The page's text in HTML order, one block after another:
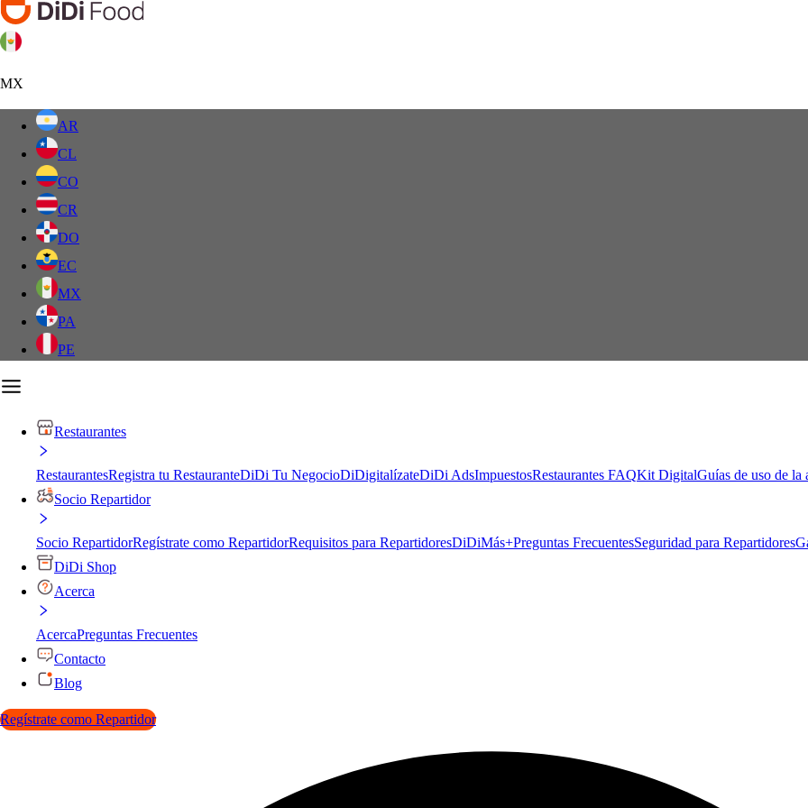
MX
AR
CL
CO
CR
DO
EC
MX
PA
PE
Restaurantes
RestaurantesRegistra tu RestauranteDiDi Tu NegocioDiDigitalízateDiDi AdsImpuestosRestaurantes FAQKit DigitalGuías de uso de la
Socio Repartidor
Socio RepartidorRegístrate como RepartidorRequisitos para RepartidoresDiDiMás+Preguntas FrecuentesSeguridad para Repartidores
DiDi Shop
Acerca
AcercaPreguntas Frecuentes
Contacto
Blog
Regístrate como Repartidor